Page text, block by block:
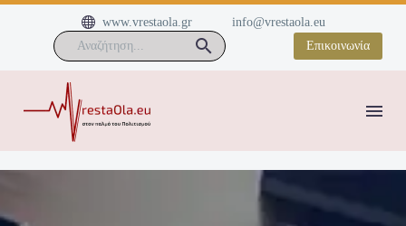

 www.vrestaola.gr
info@vrestaola.eu
Επικοινωνία